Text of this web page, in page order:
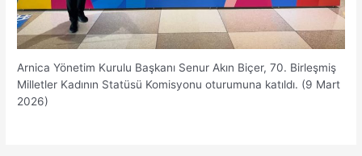
Arnica Yönetim Kurulu Başkanı Senur Akın Biçer, 70. Birleşmiş
Milletler Kadının Statüsü Komisyonu oturumuna katıldı. (9 Mart
2026)